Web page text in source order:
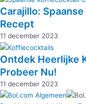
Carajillo:
Recept
11 december 2023
Ontdek Heerlijke
Probeer Nu!
11 december 2023